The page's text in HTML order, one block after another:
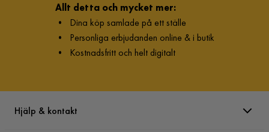
Allt detta och mycket mer:
• Dina köp samlade på ett ställe
• Personliga erbjudanden online & i butik
• Kostnadsfritt och helt digitalt
Hjälp & kontakt